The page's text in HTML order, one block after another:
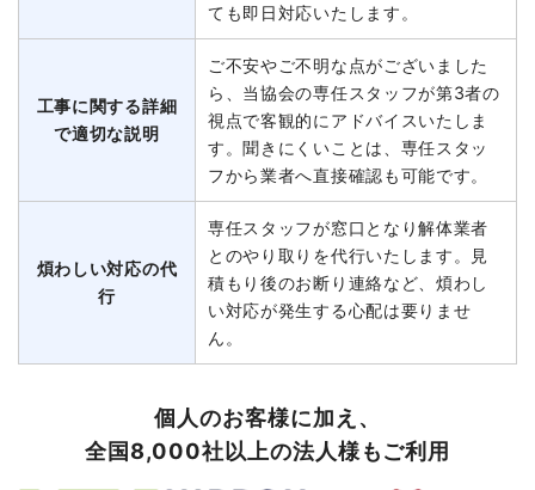
ても即日対応いたします。
工事に関する詳細
で適切な説明
ご不安やご不明な点がございました
ら、当協会の専任スタッフが第3者の
視点で客観的にアドバイスいたしま
す。聞きにくいことは、専任スタッ
フから業者へ直接確認も可能です。
煩わしい対応の代
行
専任スタッフが窓口となり解体業者
とのやり取りを代行いたします。見
積もり後のお断り連絡など、煩わし
い対応が発生する心配は要りませ
ん。
個人のお客様に加え、
全国8,000社以上の法人様もご利用